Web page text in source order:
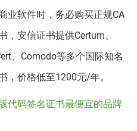
业软件时，务必购买正规CA
，安信证书提供Certum、
、Comodo等多个国际知名
，价格低至1200元/年。
代码签名证书最便宜的品牌